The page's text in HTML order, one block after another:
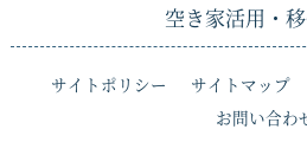
空き家活用・
サイトポリシー サイトマップ
お問い合わ